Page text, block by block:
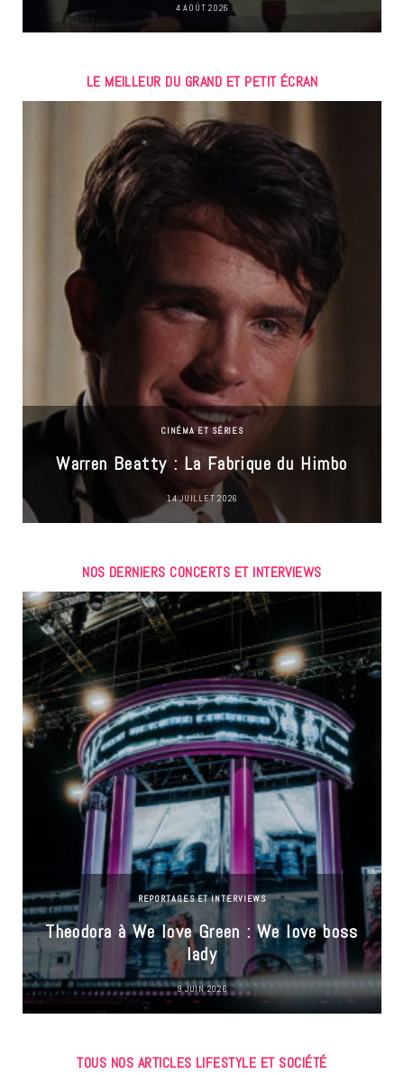
4 AOÛT 2026
LE MEILLEUR DU GRAND ET PETIT ÉCRAN
CINÉMA ET SÉRIES
Warren Beatty : La Fabrique du Himbo
14 JUILLET 2026
NOS DERNIERS CONCERTS ET INTERVIEWS
REPORTAGES ET INTERVIEWS
Theodora à We love Green : We love boss
lady
9 JUIN 2026
TOUS NOS ARTICLES LIFESTYLE ET SOCIÉTÉ